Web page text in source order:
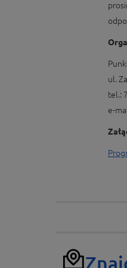
ul.
tel.:
e-mail